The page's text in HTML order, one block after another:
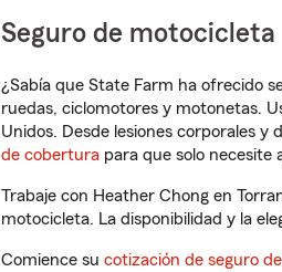
Seguro de motocicleta
¿Sabía que State Farm ha ofrecido
ruedas, ciclomotores y motonetas.
Unidos. Desde lesiones corporales
de cobertura para que solo necesite
Trabaje con Heather Chong en
motocicleta. La disponibilidad y la
Comience su cotización de seguro